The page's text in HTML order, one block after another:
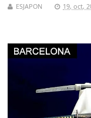
ESJAPON 19, oct,